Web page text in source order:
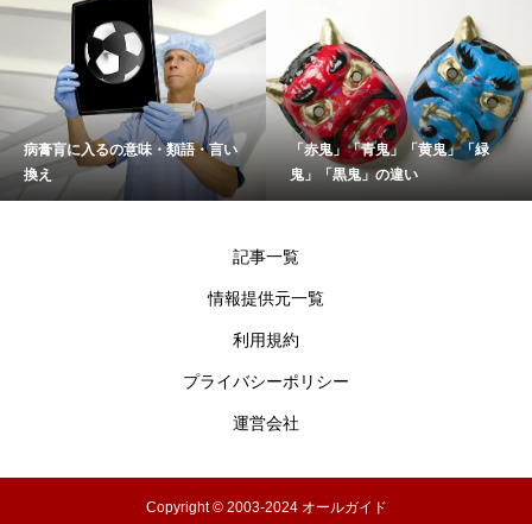
病膏肓に入るの意味・類語・言い
換え
「赤鬼」「青鬼」「黄鬼」「緑
鬼」「黒鬼」の違い
記事一覧
情報提供元一覧
利用規約
プライバシーポリシー
運営会社
Copyright © 2003-2024 オールガイド